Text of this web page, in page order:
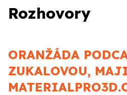
Referencie
O nás
Kontakt
Rozhovory
ORANŽÁDA
ZUKALOVOU,